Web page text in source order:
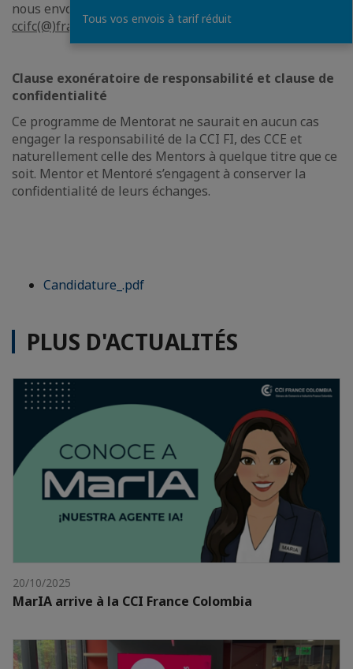
nous envoyer le formulaire de candidature à
ccifc(@)france-colombia.com
Clause exonératoire de responsabilité et clause de
confidentialité
Ce programme de Mentorat ne saurait en aucun cas
engager la responsabilité de la CCI FI, des CCE et
naturellement celle des Mentors à quelque titre que ce
soit. Mentor et Mentoré s’engagent à conserver la
confidentialité de leurs échanges.
Candidature_.pdf
PLUS D'ACTUALITÉS
20/10/2025
MarIA arrive à la CCI France Colombia
Tous vos envois à tarif réduit